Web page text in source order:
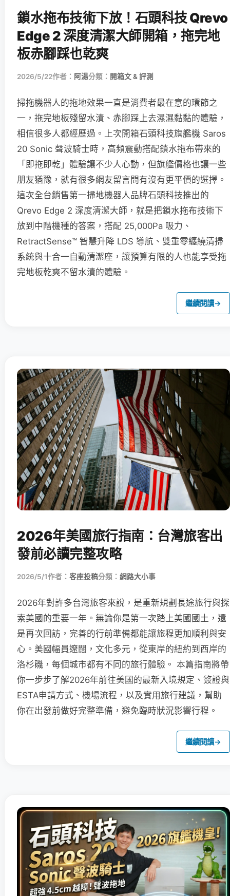
鎖水拖布技術下放！石頭科技 Qrevo
Edge 2 深度清潔大師開箱，拖完地
板赤腳踩也乾爽
2026/5/22作者： 阿湯分類： 開箱文 & 評測
掃拖機器人的拖地效果一直是消費者最在意的環節之
一，拖完地板殘留水漬、赤腳踩上去濕濕黏黏的體驗，
相信很多人都經歷過。上次開箱石頭科技旗艦機 Saros
20 Sonic 聲波騎士時，高頻震動搭配鎖水拖布帶來的
「即拖即乾」體驗讓不少人心動，但旗艦價格也讓一些
朋友猶豫，就有很多網友留言問有沒有更平價的選擇。
這次全台銷售第一掃地機器人品牌石頭科技推出的
Qrevo Edge 2 深度清潔大師，就是把鎖水拖布技術下
放到中階機種的答案，搭配 25,000Pa 吸力、
RetractSense™ 智慧升降 LDS 導航、雙重零纏繞清掃
系統與十合一自動清潔座，讓預算有限的人也能享受拖
完地板乾爽不留水漬的體驗。
繼續閱讀→
2026年美國旅行指南：台灣旅客出
發前必讀完整攻略
2026/5/1作者： 客座投稿分類： 網路大小事
2026年對許多台灣旅客來說，是重新規劃長途旅行與探
索美國的重要一年。無論你是第一次踏上美國國土，還
是再次回訪，完善的行前準備都能讓旅程更加順利與安
心。美國幅員遼闊，文化多元，從東岸的紐約到西岸的
洛杉磯，每個城市都有不同的旅行體驗。 本篇指南將帶
你一步步了解2026年前往美國的最新入境規定、簽證與
ESTA申請方式、機場流程，以及實用旅行建議，幫助
你在出發前做好完整準備，避免臨時狀況影響行程。
繼續閱讀→